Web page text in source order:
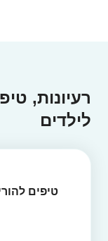
רעיונות,
לילדים
טיפים